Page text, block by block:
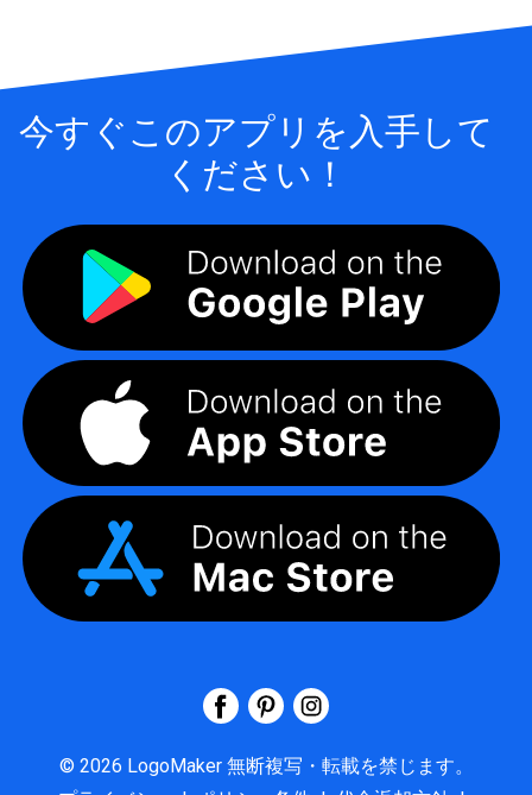
今すぐこのアプリを入手して
ください！
© 2026 LogoMaker 無断複写・転載を禁じます。